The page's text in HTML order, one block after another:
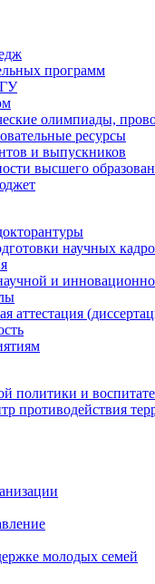
программ
олимпиады,
ресурсы
и выпускников
высшего
научных
и
аттестация
политики и
противодействия
молодых семей